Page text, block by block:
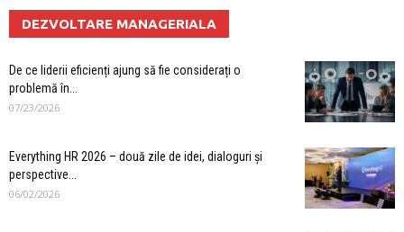
DEZVOLTARE MANAGERIALA
De ce liderii eficienți ajung să fie considerați o
problemă în...
07/23/2026
Everything HR 2026 – două zile de idei, dialoguri și
perspective...
06/02/2026